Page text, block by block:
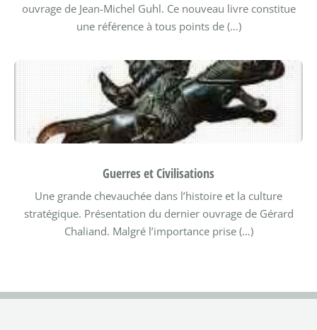
ouvrage de Jean-Michel Guhl. Ce nouveau livre constitue
une référence à tous points de (…)
Guerres et Civilisations
Une grande chevauchée dans l’histoire et la culture
stratégique. Présentation du dernier ouvrage de Gérard
Chaliand. Malgré l’importance prise (…)